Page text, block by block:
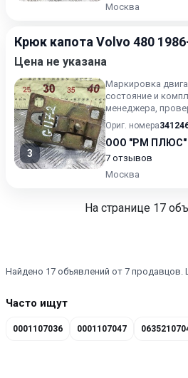
Москва
Крюк капота Volvo 480
Цена не указана
3
Маркировка
состояние и
менеджера,
дней.
Ориг. номера
ООО "РМ ПЛЮС"
7 отзывов
Москва
На странице 17
Найдено 17 объявлений от 7 продавцов.
Часто ищут
0001107036 0001107047